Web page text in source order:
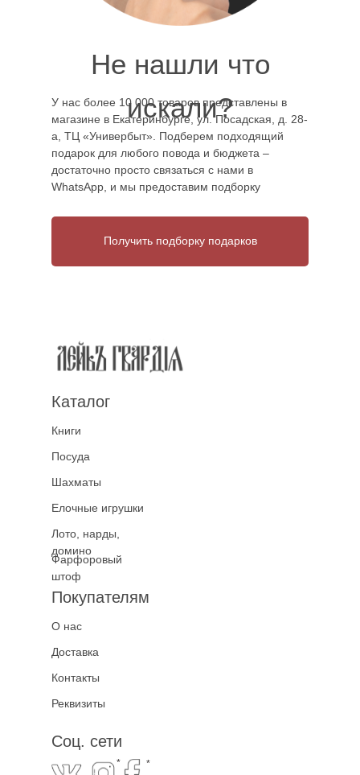
У нас более 10 000 товаров представлены в
магазине в Екатеринбурге, ул. Посадская, д. 28-
а, ТЦ «Универбыт». Подберем подходящий
подарок для любого повода и бюджета –
достаточно просто связаться с нами в
WhatsApp, и мы предоставим подборку
Не нашли что
искали?
Получить подборку подарков
Доставка
Контакты
Реквизиты
Каталог
Книги
Посуда
Шахматы
Покупателям
Соц. сети
* *
Елочные игрушки
Лото, нарды,
домино
Фарфоровый
штоф
О нас